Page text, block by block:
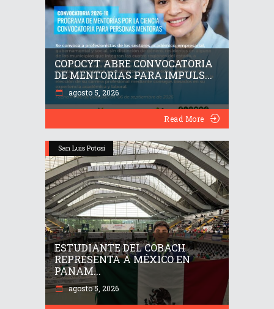
COPOCYT ABRE CONVOCATORIA
DE MENTORÍAS PARA IMPULS...
agosto 5, 2026
Read More
San Luis Potosí
ESTUDIANTE DEL COBACH
REPRESENTA A MÉXICO EN
PANAM...
agosto 5, 2026